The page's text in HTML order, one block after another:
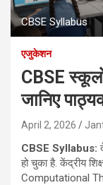
CBSE Syllabus
एजुकेशन
CBSE
जानिए
April 2, 2026
CBSE Syllabus:
हो चुका है. केंद्रीय
Computational